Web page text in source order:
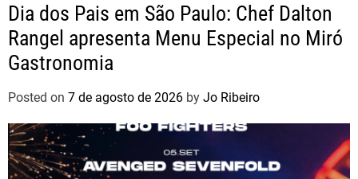
Dia dos Pais em São Paulo: Chef Dalton
Rangel apresenta Menu Especial no Miró
Gastronomia
Posted on 7 de agosto de 2026 by Jo Ribeiro